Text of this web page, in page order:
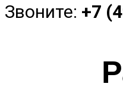
Звоните: +7